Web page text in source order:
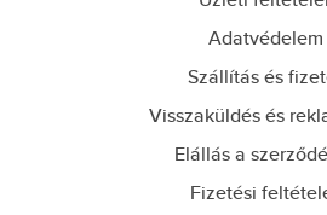
Adatvédelem
Szállítás és
Visszaküldés és
Elállás a
Fizetési